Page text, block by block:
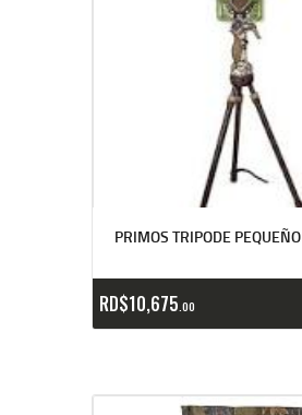
PRIMOS TRIPODE PEQUEÑO
RD$10,675 00